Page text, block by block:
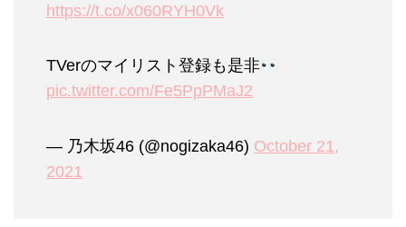
https://t.co/x060RYH0Vk
TVerのマイリスト登録も是非
pic.twitter.com/Fe5PpPMaJ2
— 乃木坂46 (@nogizaka46) October 21,
2021